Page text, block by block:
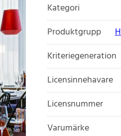
Kategori
Produktgrupp
Kriteriegeneration
Licensinnehavare
Licensnummer
Varumärke